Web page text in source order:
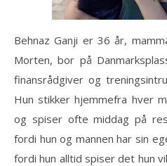
Behnaz Ganji er 36 år,
Morten, bor på
finansrådgiver og
Hun stikker hjemmefra hver
og spiser ofte middag på
fordi hun og mannen har sin
fordi hun alltid spiser det hun